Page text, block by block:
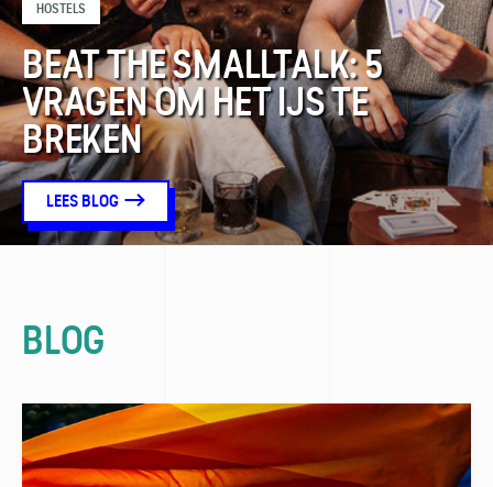
HOSTELS
BEAT THE SMALLTALK: 5
VRAGEN OM HET IJS TE
BREKEN
LEES BLOG
BLOG